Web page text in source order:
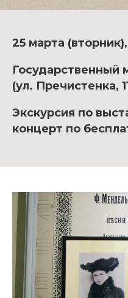
25 марта
Государственный
(ул. Пречистенка,
Экскурсия по
концерт по